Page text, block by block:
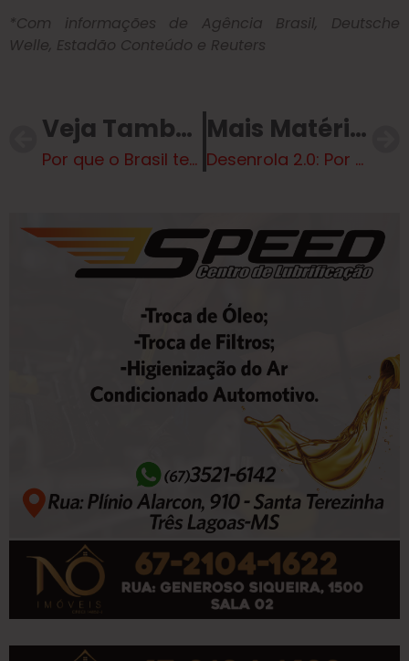
*Com informações de Agência Brasil, Deutsche
Welle, Estadão Conteúdo e Reuters
Veja Também
Por que o Brasil tem menos homens que mulheres desde o censo 1940
Mais Matérias
Desenrola 2.0: Por que os brasileiros estão tão endividados e qual o tamanho do problema